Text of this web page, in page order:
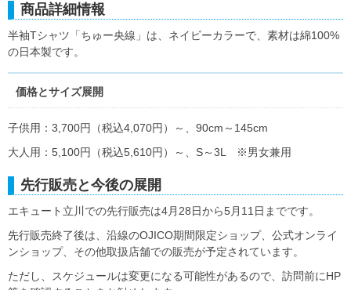
商品詳細情報
半袖Tシャツ「ちゅー央線」は、ネイビーカラーで、素材は綿100%
の日本製です。
価格とサイズ展開
子供用：3,700円（税込4,070円）～、90cm～145cm
大人用：5,100円（税込5,610円）～、S～3L ※男女兼用
先行販売と今後の展開
エキュート立川での先行販売は4月28日から5月11日までです。
先行販売終了後は、沿線のOJICO期間限定ショップ、公式オンライ
ンショップ、その他取扱店舗での販売が予定されています。
ただし、スケジュールは変更になる可能性があるので、訪問前にHP